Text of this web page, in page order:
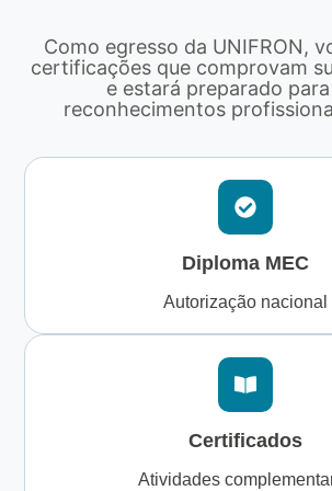
Como egresso da UNIFRON,
certificações que comprovam
e estará preparado
reconhecimentos
Diploma MEC
Autorização nacional
Certificados
Atividades